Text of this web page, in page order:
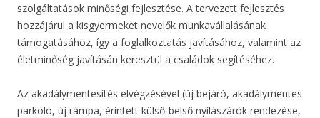
szolgáltatások minőségi fejlesztése. A tervezett fejlesztés
hozzájárul a kisgyermeket nevelők munkavállalásának
támogatásához, így a foglalkoztatás javításához, valamint az
életminőség javításán keresztül a családok segítéséhez.
Az akadálymentesítés elvégzésével (új bejáró, akadálymentes
parkoló, új rámpa, érintett külső-belső nyílászárók rendezése,